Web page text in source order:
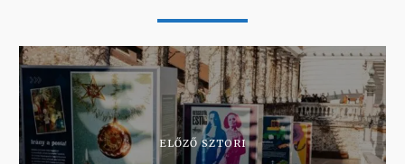
ELŐZŐ SZTORI